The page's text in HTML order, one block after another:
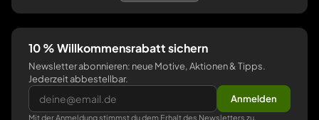
10 % Willkommensrabatt sichern
Newsletter abonnieren: neue Motive, Aktionen & Tipps.
Jederzeit abbestellbar.
Anmelden
Mit der Anmeldung stimmst du dem Erhalt des Newsletters zu,